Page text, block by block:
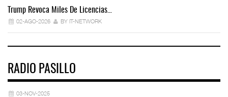
Trump Revoca Miles De Licencias…
02-AGO-2026 BY IT-NETWORK
RADIO PASILLO
03-NOV-2025